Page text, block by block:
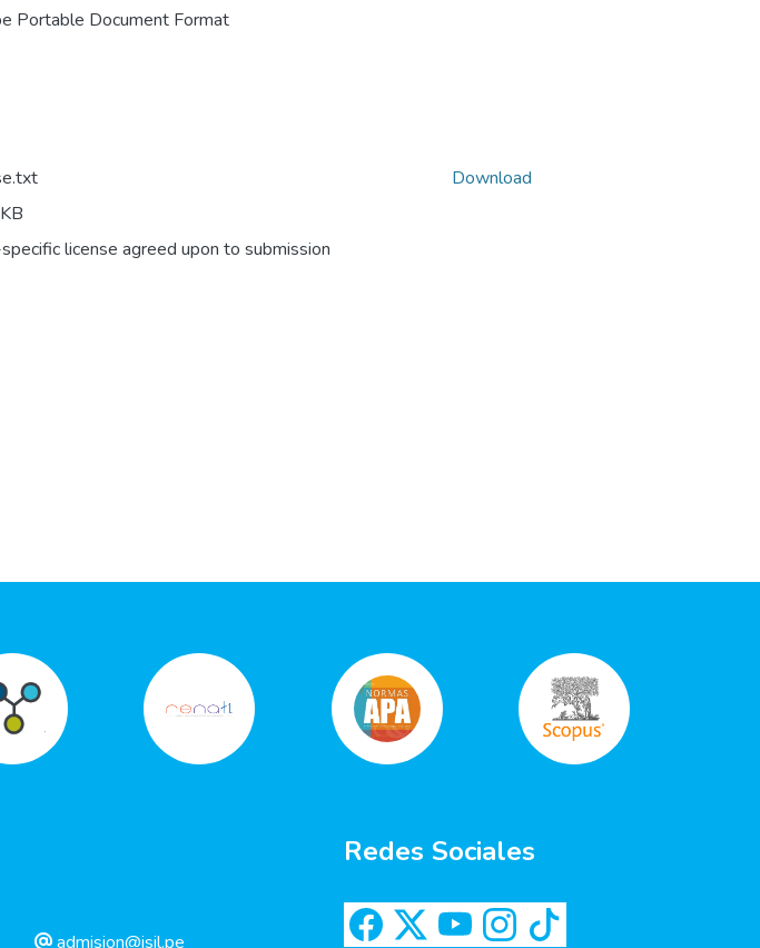
Portable Document Format
license agreed upon to submission
Download
admision@isil.pe
Redes Sociales